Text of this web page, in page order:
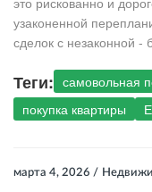
узаконенной
сделок с незаконной
Теги: самовольная
покупка квартиры
марта 4, 2026 /